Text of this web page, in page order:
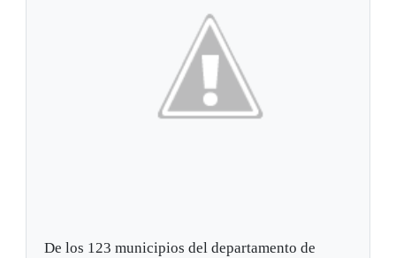
De los 123 municipios del departamento de